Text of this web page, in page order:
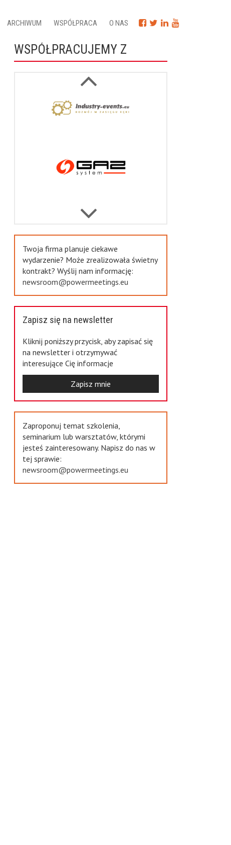
ARCHIWUM WSPÓŁPRACA O NAS
WSPÓŁPRACUJEMY Z
Twoja firma planuje ciekawe
wydarzenie? Może zrealizowała świetny
kontrakt? Wyślij nam informację:
newsroom@powermeetings.eu
Zapisz się na newsletter
Kliknij poniższy przycisk, aby zapisać się
na newsletter i otrzymywać
interesujące Cię informacje
Zapisz mnie
Zaproponuj temat szkolenia,
seminarium lub warsztatów, którymi
jesteś zainteresowany. Napisz do nas w
tej sprawie:
newsroom@powermeetings.eu